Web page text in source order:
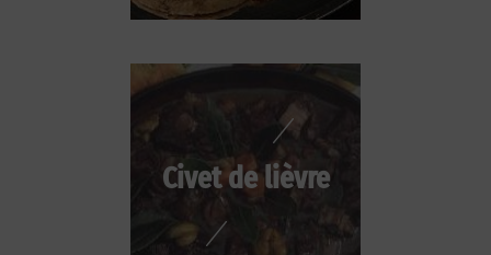
Civet de lièvre